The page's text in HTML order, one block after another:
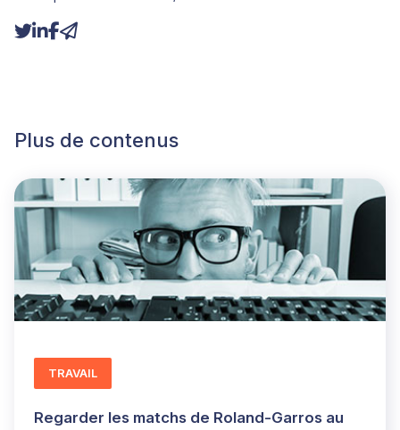
Plus de contenus
Regarder les matchs de Roland-Garros au
TRAVAIL